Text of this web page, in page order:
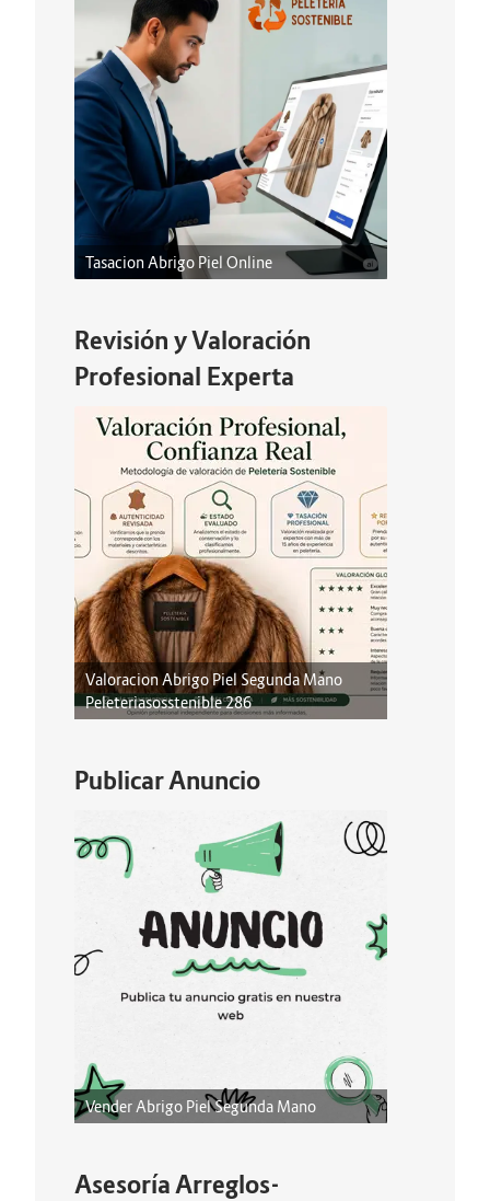
Tasacion Abrigo Piel Online
Revisión y Valoración
Profesional Experta
Valoracion Abrigo Piel Segunda Mano
Peleteriasosstenible 286
Publicar Anuncio
Vender Abrigo Piel Segunda Mano
Asesoría Arreglos-